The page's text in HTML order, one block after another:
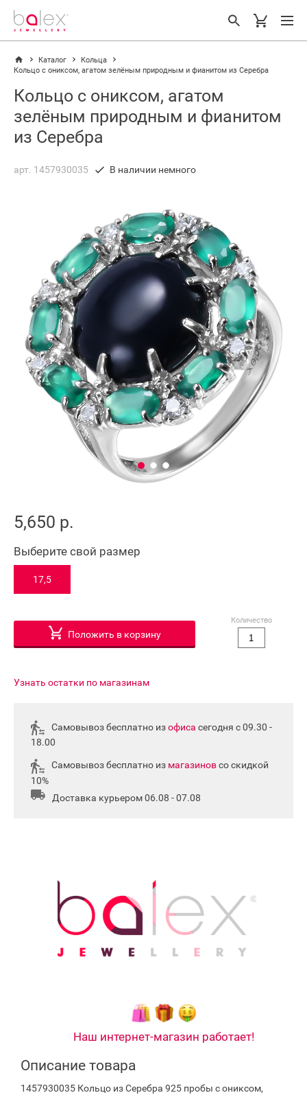
Каталог
Кольца
Кольцо с ониксом, агатом зелёным природным и фианитом из Серебра
Кольцо с ониксом, агатом
зелёным природным и фианитом
из Серебра
арт. 1457930035 В наличии немного
5,650 р.
Выберите свой размер
17,5
Положить в корзину
Количество
Узнать остатки по магазинам
Самовывоз бесплатно изофиса сегодня с 09.30 -
18.00
Самовывоз бесплатно из магазиновсо скидкой
10%
Доставка курьером 06.08 - 07.08
Наш интернет-магазин работает!
Описание товара
1457930035 Кольцо из Серебра 925 пробы с ониксом,